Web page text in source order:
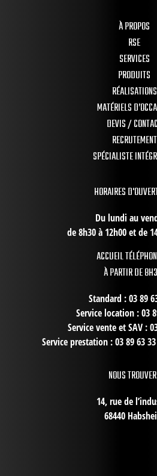
À PROPOS
RSE
SERVICES
PRODUITS
RÉALISATIONS
MATÉRIELS
DEVIS /
RECRUTEMENT
SPÉCIALISTE
HORAIRES
Du lundi au
de 8h30 à 12h00 et de
ACCUEIL
À PARTIR DE
Standard : 03 89
Service location : 03
Service vente et SAV :
Service prestation : 03 89 63
NOUS
14, rue de
68440